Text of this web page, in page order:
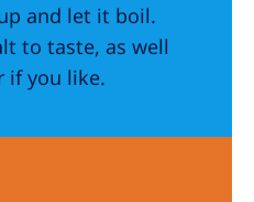
and let it boil.
to taste, as well
if you like.